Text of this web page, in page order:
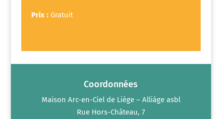
Prix : Gratuit
Coordonnées
Maison Arc-en-Ciel de Liège – Alliàge asbl
Rue Hors-Château, 7